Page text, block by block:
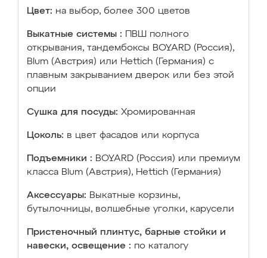
Цвет: на выбор, более 300 цветов
Выкатные системы :
ПВШ полного
открывания, тандембоксы BOYARD (Россия),
Blum (Австрия) или Hettich (Германия) с
плавным закрыванием дверок или без этой
опции
Сушка для посуды: Хромированная
Цоколь: в цвет фасадов или корпуса
Подъемники : BOYARD (Россия) или премиум
класса Blum (Австрия), Hettich (Германия)
Аксессуары: Выкатные корзины,
бутылочницы, волшебные уголки, карусели
Пристеночный плинтус, барные стойки и
навески, освещение : по каталогу